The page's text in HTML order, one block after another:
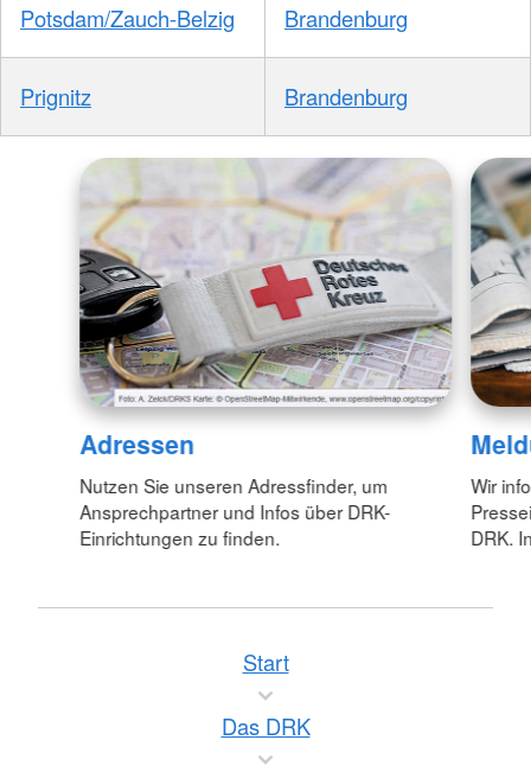
Potsdam/Zauch-Belzig Brandenburg
Prignitz Brandenburg
Adressen
Nutzen Sie unseren Adressfinder, um
Ansprechpartner und Infos über DRK-
Einrichtungen zu finden.
Wir
DRK.
Start
Das DRK